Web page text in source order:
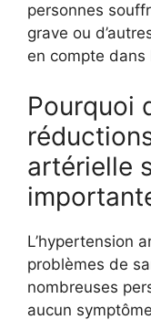
personnes
grave ou
en compte dans
Pourquoi
artérielle
L’hypertension
problèmes de
nombreuses
aucun